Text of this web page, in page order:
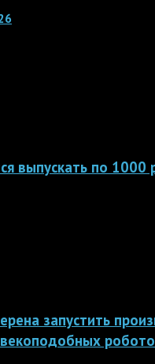
выпускать по 1000
запустить